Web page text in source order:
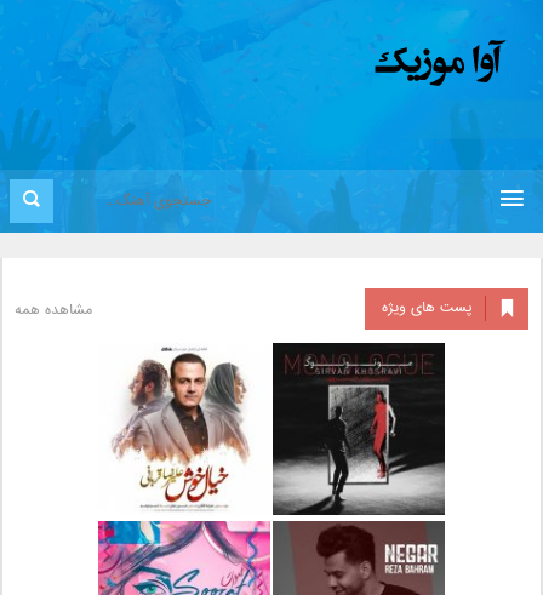
پست های ویژه مشاهده همه
دانلود آلبوم جدید سیروان
خسروی بنام مونولوگ
دانلود آهنگ جدید علیرضا
قربانی بنام خیال خوش